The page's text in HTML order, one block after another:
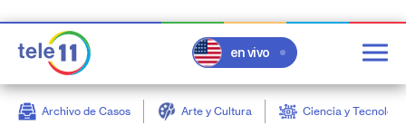
en vivo
Archivo de Casos Arte y Cultura Ciencia y
post